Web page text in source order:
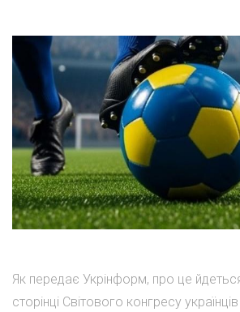
Як передає Укрінформ, про це
сторінці Світового конгресу